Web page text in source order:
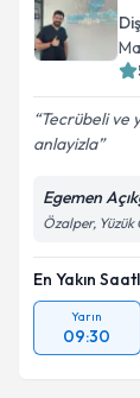
Tecrübeli ve
anlayizla
Egemen
Özalper,
En Yakın
Yarın
09:30